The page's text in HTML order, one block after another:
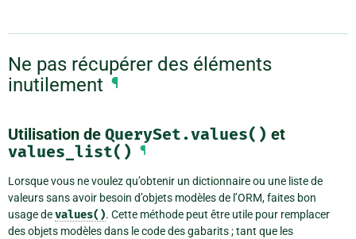
Ne pas récupérer des éléments
inutilement ¶
Utilisation de QuerySet.values() et
values_list()
¶
Lorsque vous ne voulez qu’obtenir un dictionnaire ou une liste de
valeurs sans avoir besoin d’objets modèles de l’ORM, faites bon
usage devalues(). Cette méthode peut être utile pour remplacer
des objets modèles dans le code des gabarits ; tant que les